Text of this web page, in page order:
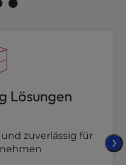
Lösungen
zuverlässig für
❯